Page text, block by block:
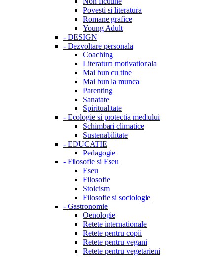
Povesti si literatura
Romane grafice
Young Adult
- DESIGN
- Dezvoltare personala
Coaching
Literatura motivationala
Mai bun cu tine
Mai bun la munca
Parenting
Sanatate
Spiritualitate
- Ecologie si protectia mediului
Schimbari climatice
Sustenabilitate
- EDUCATIE
Pedagogie
- Filosofie si Eseu
Eseu
Filosofie
Stoicism
Filosofie si sociologie
- Gastronomie
Oenologie
Retete internationale
Retete pentru copii
Retete pentru vegani
Retete pentru vegetarieni